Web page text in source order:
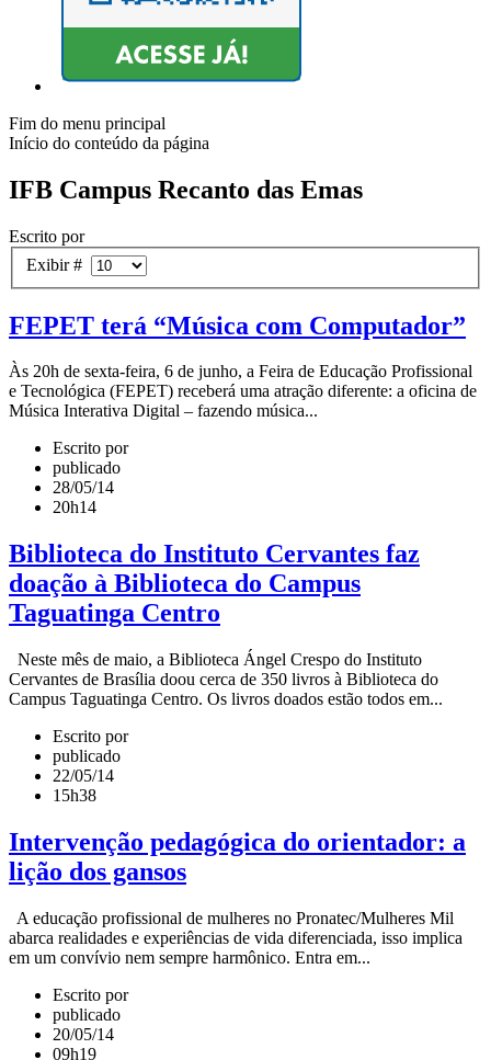
Fim do menu principal
Início do conteúdo da página
IFB Campus Recanto das Emas
Escrito por
Exibir #
FEPET terá “Música com Computador”
Às 20h de sexta-feira, 6 de junho, a Feira de Educação Profissional
e Tecnológica (FEPET) receberá uma atração diferente: a oficina de
Música Interativa Digital – fazendo música...
Escrito por
publicado
28/05/14
20h14
Biblioteca do Instituto Cervantes faz
doação à Biblioteca do Campus
Taguatinga Centro
Neste mês de maio, a Biblioteca Ángel Crespo do Instituto
Cervantes de Brasília doou cerca de 350 livros à Biblioteca do
Campus Taguatinga Centro. Os livros doados estão todos em...
Escrito por
publicado
22/05/14
15h38
Intervenção pedagógica do orientador: a
lição dos gansos
A educação profissional de mulheres no Pronatec/Mulheres Mil
abarca realidades e experiências de vida diferenciada, isso implica
em um convívio nem sempre harmônico. Entra em...
Escrito por
publicado
20/05/14
09h19